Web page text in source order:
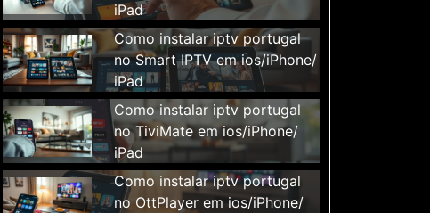
iPad
Como instalar iptv portugal
no Smart IPTV em ios/iPhone/
iPad
Como instalar iptv portugal
no TiviMate em ios/iPhone/
iPad
Como instalar iptv portugal
no OttPlayer em ios/iPhone/